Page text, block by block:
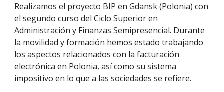
Realizamos el proyecto BIP en Gdansk (Polonia) con
el segundo curso del Ciclo Superior en
Administración y Finanzas Semipresencial. Durante
la movilidad y formación hemos estado trabajando
los aspectos relacionados con la facturación
electrónica en Polonia, así como su sistema
impositivo en lo que a las sociedades se refiere.